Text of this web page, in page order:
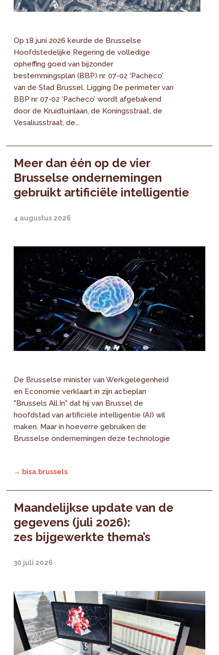
Op 18 juni 2026 keurde de Brusselse
Hoofdstedelijke Regering de volledige
opheffing goed van bijzonder
bestemmingsplan (BBP) nr. 07-02 ‘Pacheco’
van de Stad Brussel. Ligging De perimeter van
BBP nr. 07-02 ‘Pacheco’ wordt afgebakend
door de Kruidtuinlaan, de Koningsstraat, de
Vesaliusstraat, de...
Meer dan één op de vier
Brusselse ondernemingen
gebruikt artificiële intelligentie
4 augustus 2026
De Brusselse minister van Werkgelegenheid
en Economie verklaart in zijn actieplan
"Brussels All.In" dat hij van Brussel de
hoofdstad van artificiële intelligentie (AI) wil
maken. Maar in hoeverre gebruiken de
Brusselse ondernemingen deze technologie
→ bisa.brussels
Maandelijkse update van de
gegevens (juli 2026):
zes bijgewerkte thema’s
30 juli 2026